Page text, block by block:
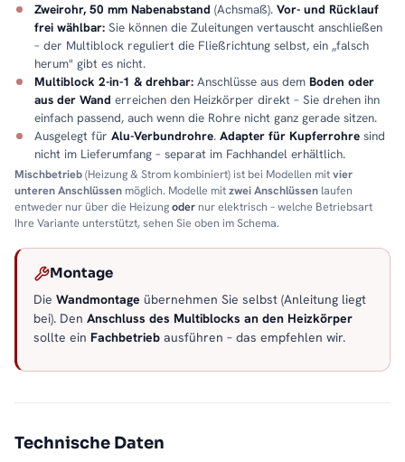
Zweirohr, 50 mm Nabenabstand (Achsmaß). Vor- und Rücklauf
frei wählbar: Sie können die Zuleitungen vertauscht anschließen
– der Multiblock reguliert die Fließrichtung selbst, ein „falsch
herum" gibt es nicht.
Multiblock 2-in-1 & drehbar: Anschlüsse aus dem Boden oder
aus der Wand erreichen den Heizkörper direkt – Sie drehen ihn
einfach passend, auch wenn die Rohre nicht ganz gerade sitzen.
Ausgelegt für Alu-Verbundrohre. Adapter für Kupferrohre sind
nicht im Lieferumfang – separat im Fachhandel erhältlich.
Mischbetrieb(Heizung & Strom kombiniert) ist bei Modellen mitvier
unteren Anschlüssen möglich. Modelle mitzwei Anschlüssen laufen
entweder nur über die Heizungoder nur elektrisch – welche Betriebsart
Ihre Variante unterstützt, sehen Sie oben im Schema.
Montage
Die Wandmontage übernehmen Sie selbst (Anleitung liegt
bei). Den Anschluss des Multiblocks an den Heizkörper
sollte ein Fachbetrieb ausführen – das empfehlen wir.
Technische Daten